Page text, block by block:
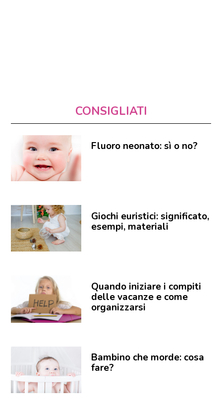
CONSIGLIATI
Fluoro neonato: sì o no?
Giochi euristici: significato,
esempi, materiali
Quando iniziare i compiti
delle vacanze e come
organizzarsi
Bambino che morde: cosa
fare?